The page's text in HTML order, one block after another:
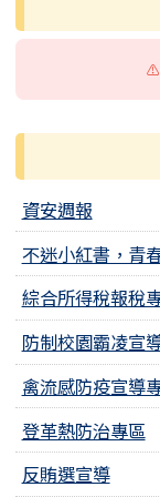
⚠️
資安週報
不迷小紅書，青
綜合所得稅報稅
防制校園霸凌宣
禽流感防疫宣導
登革熱防治專區
反賄選宣導